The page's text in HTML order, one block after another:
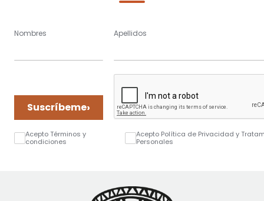
Nombres Apellidos
Suscríbeme›
Acepto Términos y
condiciones
Acepto Política de Privacidad y
Personales